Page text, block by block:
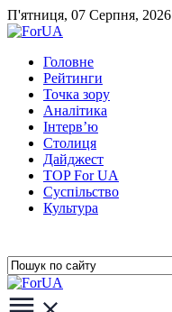
П'ятниця, 07 Серпня, 2026
Головне
Рейтинги
Точка зору
Аналітика
Інтерв’ю
Столиця
Дайджест
TOP For UA
Суспiльство
Культура